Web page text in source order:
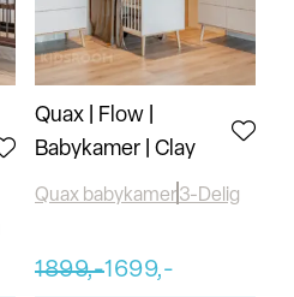
Quax | Flow |
Babykamer | Clay
Quax babykamer3-Delig
1899,-1699,-